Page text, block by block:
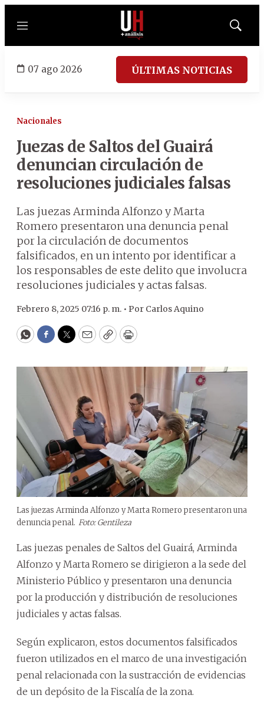
Menú
Mostrar
07 ago 2026 ÚLTIMAS NOTICIAS
Nacionales
Juezas de Saltos del Guairá
denuncian circulación de
resoluciones judiciales falsas
Las juezas Arminda Alfonzo y Marta
Romero presentaron una denuncia penal
por la circulación de documentos
falsificados, en un intento por identificar a
los responsables de este delito que involucra
resoluciones judiciales y actas falsas.
Febrero 8, 2025 07:16 p. m. • Por Carlos Aquino
WhatsApp
Facebook
Twitter
EmailCopyPrint
Las juezas Arminda Alfonzo y Marta Romero presentaron una
denuncia penal. Foto: Gentileza
Las juezas penales de Saltos del Guairá, Arminda
Alfonzo y Marta Romero se dirigieron a la sede del
Ministerio Público y presentaron una denuncia
por la producción y distribución de resoluciones
judiciales y actas falsas.
Según explicaron, estos documentos falsificados
fueron utilizados en el marco de una investigación
penal relacionada con la sustracción de evidencias
de un depósito de la Fiscalía de la zona.